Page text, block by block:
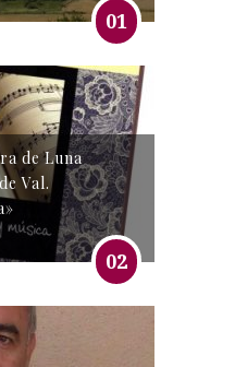
01
de Luna
Val.
02